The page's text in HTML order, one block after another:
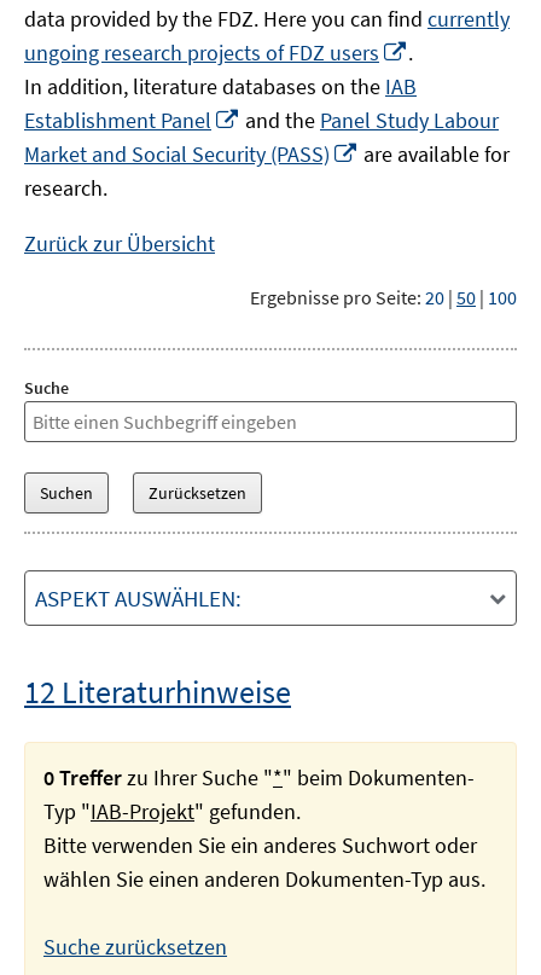
data provided by the FDZ. Here you can find currently
ungoing research projects of FDZ users
neuem
Fenster
öffnen
.
In addition, literature databases on the IAB
Establishment Panel
In
neuem
Fenster
and the Panel Study Labour
Market and Social Security (PASS)
In
are available for
research.
Zurück zur Übersicht
Ergebnisse pro Seite: 20 | 50 | 100
Suche
ASPEKT AUSWÄHLEN:
12 Literaturhinweise
0 Trefferzu Ihrer Suche "*" beim Dokumenten-
Typ "IAB-Projekt" gefunden.
Bitte verwenden Sie ein anderes Suchwort oder
wählen Sie einen anderen Dokumenten-Typ aus.
Suche zurücksetzen